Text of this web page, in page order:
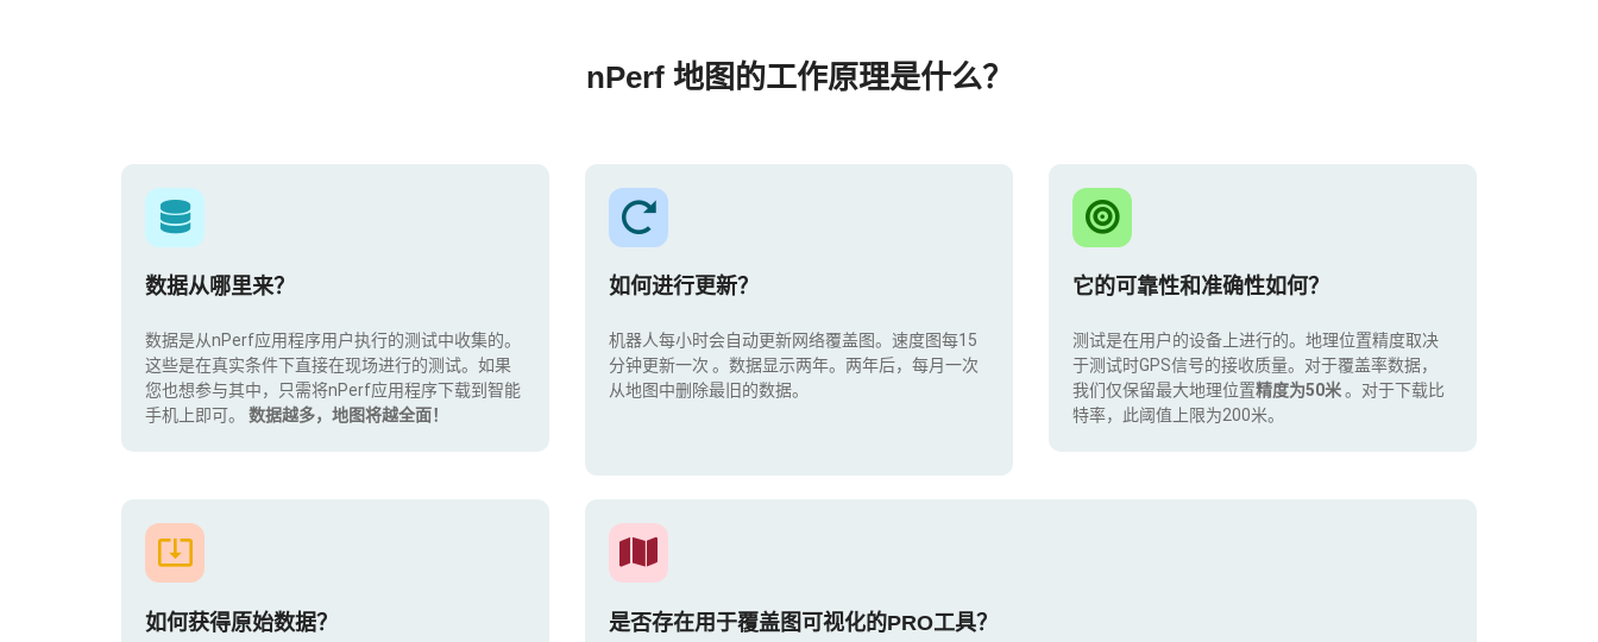
nPerf 地图的工作原理是什么？
数据从哪里来？
数据是从nPerf应用程序用户执行的测试中收集的。
这些是在真实条件下直接在现场进行的测试。如果
您也想参与其中，只需将nPerf应用程序下载到智能
手机上即可。 数据越多，地图将越全面！
如何进行更新？
机器人每小时会自动更新网络覆盖图。速度图每15
分钟更新一次 。数据显示两年。两年后，每月一次
从地图中删除最旧的数据。
它的可靠性和准确性如何？
测试是在用户的设备上进行的。地理位置精度取决
于测试时GPS信号的接收质量。对于覆盖率数据，
我们仅保留最大地理位置精度为50米。对于下载比
特率，此阈值上限为200米。
如何获得原始数据？ 是否存在用于覆盖图可视化的PRO工具？